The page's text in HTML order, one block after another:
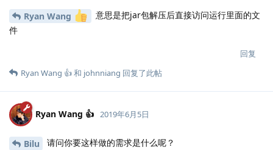
Ryan Wang
意思是把jar包解压后直接访问运行里面的文
件
回复
Ryan Wang 👍和 johnniang 回复了此帖
Ryan Wang 👍 2019年6月5日
Bilu 请问你要这样做的需求是什么呢？